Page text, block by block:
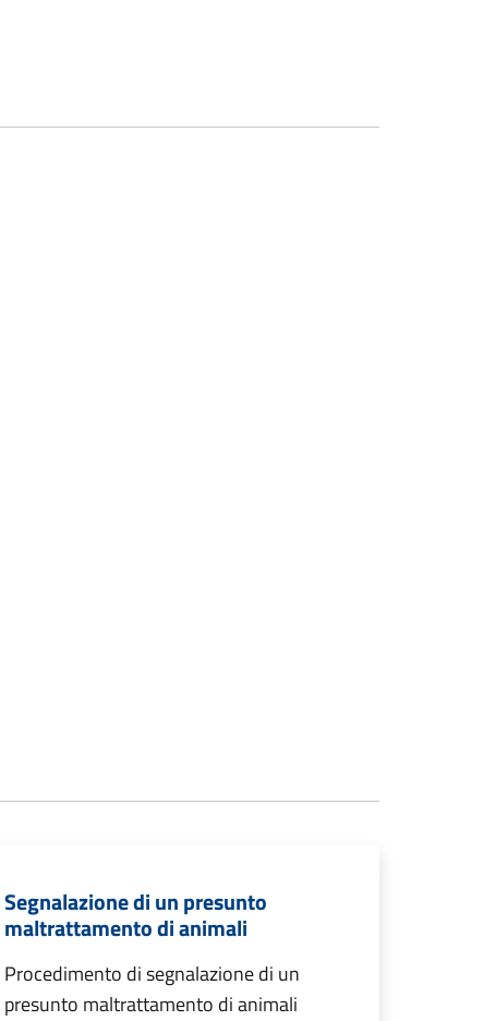
Segnalazione di un presunto
maltrattamento di animali
Procedimento di segnalazione di un
presunto maltrattamento di animali